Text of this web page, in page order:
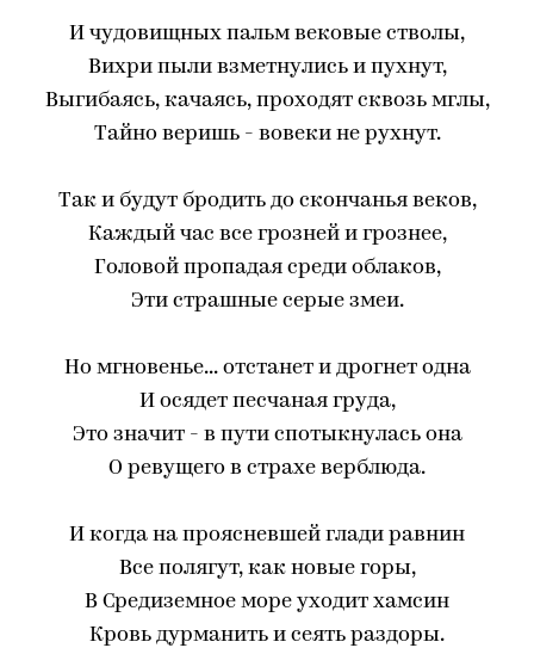
И чудовищных пальм вековые стволы,
Вихри пыли взметнулись и пухнут,
Выгибаясь, качаясь, проходят сквозь мглы,
Тайно веришь - вовеки не рухнут.
Так и будут бродить до скончанья веков,
Каждый час все грозней и грознее,
Головой пропадая среди облаков,
Эти страшные серые змеи.
Но мгновенье... отстанет и дрогнет одна
И осядет песчаная груда,
Это значит - в пути спотыкнулась она
О ревущего в страхе верблюда.
И когда на проясневшей глади равнин
Все полягут, как новые горы,
В Средиземное море уходит хамсин
Кровь дурманить и сеять раздоры.